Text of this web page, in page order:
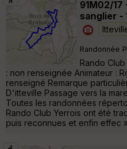
91M02/
sanglier -
Randonnée
Rando
: non renseignée Animateur :
renseigné Remarque
D'itteville Passage vers la
Toutes les randonnées
Rando Club Yerrois ont été
puis reconnues et enfin effec »